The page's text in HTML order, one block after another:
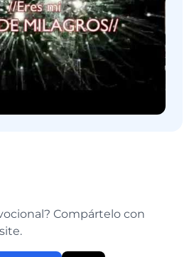
Compártelo con